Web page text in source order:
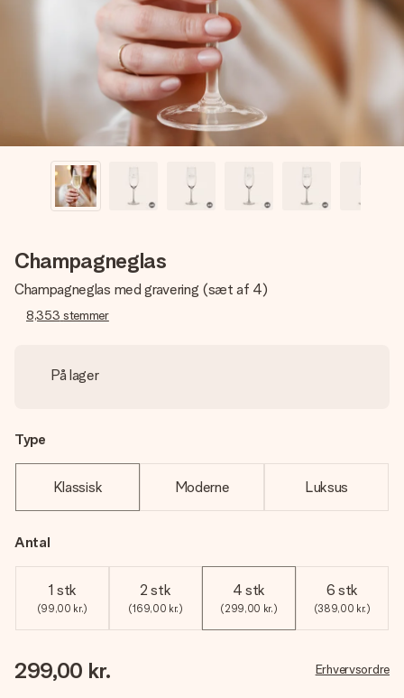
billede af dig eller en besked, der går lige i hendes hjerte.
Intet besvær men udelukkende en masse kærlighed i
Champagneglas
Champagneglas med gravering (sæt af 4)
8,353 stemmer
På lager
Type
Klassisk Moderne Luksus
Antal
1 stk
(99,00 kr.)
2 stk
(169,00 kr.)
4 stk
(299,00 kr.)
6 stk
(389,00 kr.)
299,00 kr. Erhvervsordre